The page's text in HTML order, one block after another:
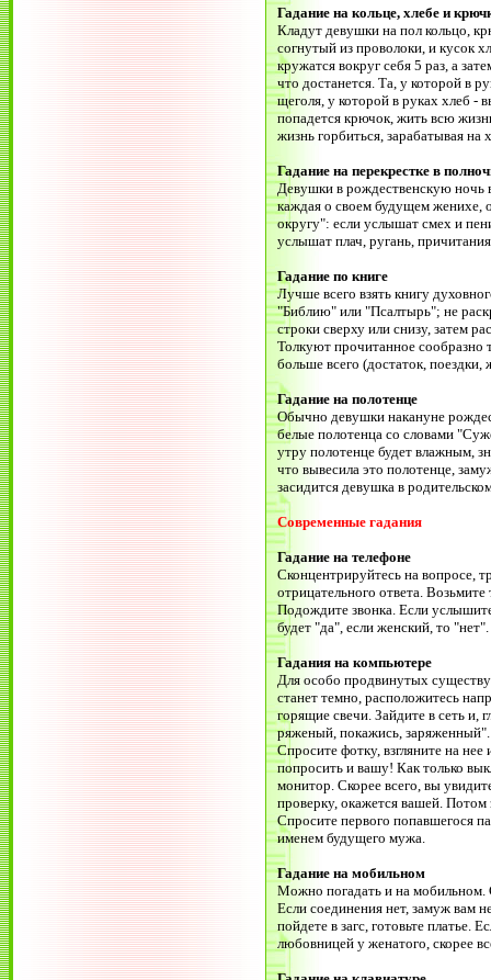
Гадание на кольце, хлебе и
Кладут девушки на пол кольцо,
согнутый из проволоки, и кусок
кружатся вокруг себя 5 раз, а
что достанется. Та, у которой в
щеголя, у которой в руках хлеб -
попадется крючок, жить всю
жизнь горбиться, зарабатывая на
Гадание на перекрестке в
Девушки в рождественскую ночь
каждая о своем будущем женихе,
округу": если услышат смех и
услышат плач, ругань,
Гадание по книге
Лучше всего взять книгу
"Библию" или "Псалтырь"; не
строки сверху или снизу, затем
Толкуют прочитанное сообразно
больше всего (достаток, поездки,
Гадание на полотенце
Обычно девушки накануне
белые полотенца со словами
утру полотенце будет влажным,
что вывесила это полотенце,
засидится девушка в
Современные гадания
Гадание на телефоне
Сконцентрируйтесь на вопросе,
отрицательного ответа.
Подождите звонка. Если
будет "да", если женский, то "нет".
Гадания на компьютере
Для особо продвинутых
станет темно, расположитесь
горящие свечи. Зайдите в сеть и,
ряженый, покажись,
Спросите фотку, взгляните на
попросить и вашу! Как только
монитор. Скорее всего, вы
проверку, окажется вашей. Потом
Спросите первого попавшегося
именем будущего мужа.
Гадание на мобильном
Можно погадать и на мобильном.
Если соединения нет, замуж вам
пойдете в загс, готовьте платье.
любовницей у женатого, скорее